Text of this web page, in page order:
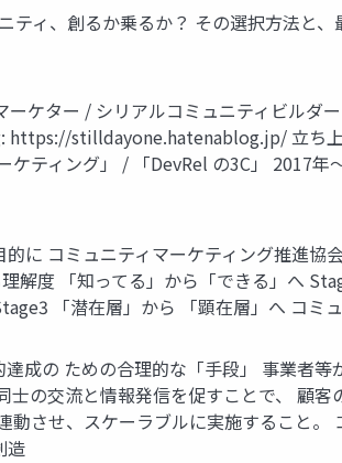
ティ、創るか乗るか？ その選択方法と
ケター / シリアルコミュニティビルダ
https://stilldayone.hatenablog.jp/ 立ち
ティング」 / 「DevRel の3C」 2017年
に コミュニティマーケティング推進
解度 「知ってる」から「できる」へ
「潜在層」から 「顕在層」へ コミ
成の ための合理的な「手段」 事業者
士の交流と情報発信を促すことで、 顧
させ、スケーラブルに実施すること。
造